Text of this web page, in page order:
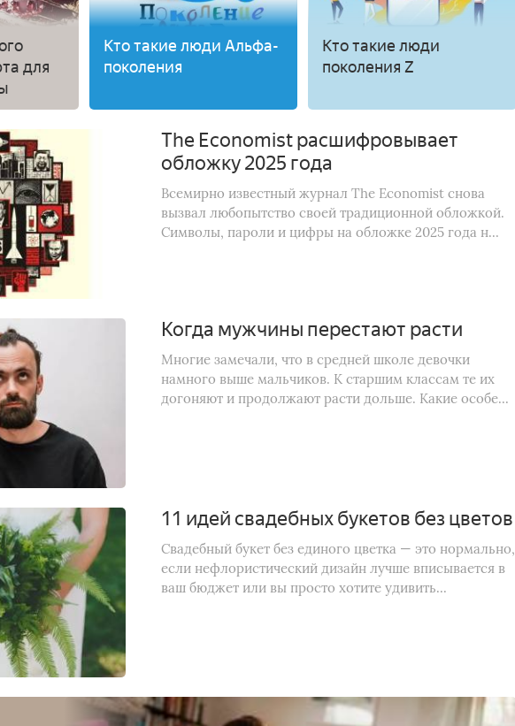
для
Кто такие люди Альфа-
поколения
Кто такие люди
поколения Z
The Economist расшифровывает
обложку 2025 года
Всемирно известный журнал The Economist снова
вызвал любопытство своей традиционной обложкой.
Символы, пароли и цифры на обложке 2025 года н...
Когда мужчины перестают расти
Многие замечали, что в средней школе девочки
намного выше мальчиков. К старшим классам те их
догоняют и продолжают расти дольше. Какие особе...
11 идей свадебных букетов без цветов
Свадебный букет без единого цветка — это нормально,
если нефлористический дизайн лучше вписывается в
ваш бюджет или вы просто хотите удивить...